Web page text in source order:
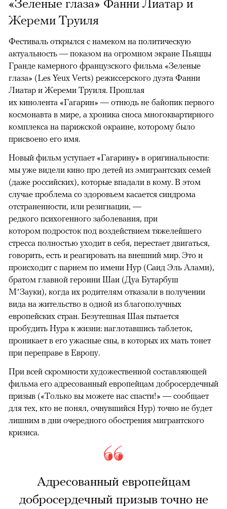
«Зеленые глаза» Фанни Лиатар и
Жереми Труиля
Фестиваль открылся с намеком на политическую
актуальность — показом на огромном экране Пьяццы
Гранде камерного французского фильма «Зеленые
глаза» (Les Yeux Verts) режиссерского дуэта Фанни
Лиатар и Жереми Труиля. Прошлая
их кинолента «Гагарин» — отнюдь не байопик первого
космонавта в мире, а хроника сноса многоквартирного
комплекса на парижской окраине, которому было
присвоено его имя.
Новый фильм уступает «Гагарину» в оригинальности:
мы уже видели кино про детей из эмигрантских семей
(даже российских), которые впадали в кому. В этом
случае проблема со здоровьем касается синдрома
отстраненности, или резигнации, —
редкого психогенного заболевания, при
котором подросток под воздействием тяжелейшего
стресса полностью уходит в себя, перестает двигаться,
говорить, есть и реагировать на внешний мир. Это и
происходит с парнем по имени Нур (Саид Эль Алами),
братом главной героини Шаи (Дуа Бутарбуш
М’Зауки), когда их родителям отказали в получении
вида на жительство в одной из благополучных
европейских стран. Безутешная Шая пытается
пробудить Нура к жизни: наглотавшись таблеток,
проникает в его ужасные сны, в которых их мать тонет
при переправе в Европу.
При всей скромности художественной составляющей
фильма его адресованный европейцам добросердечный
призыв («Только вы можете нас спасти!» — сообщает
для тех, кто не понял, очнувшийся Нур) точно не будет
лишним в дни очередного обострения мигрантского
кризиса.
Адресованный европейцам
добросердечный призыв точно не